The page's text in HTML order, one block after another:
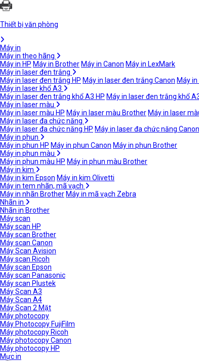
Thiết bị văn phòng
Máy in
Máy in theo hãng
Máy in HP Máy in Brother Máy in Canon Máy in LexMark
Máy in laser đen trắng
Máy in laser đen trắng HP Máy in laser đen trắng Canon Máy
Máy in laser khổ A3
Máy in laser đen trắng khổ A3 HP Máy in laser đen trắng khổ
Máy in laser màu
Máy in laser màu HP Máy in laser màu Brother Máy in laser
Máy in laser đa chức năng
Máy in laser đa chức năng HP Máy in laser đa chức năng Canon
Máy in phun
Máy in phun HP Máy in phun Canon Máy in phun Brother
Máy in phun màu
Máy in phun màu HP Máy in phun màu Brother
Máy in kim
Máy in kim Epson Máy in kim Olivetti
Máy in tem nhãn, mã vạch
Máy in nhãn Brother Máy in mã vạch Zebra
Nhãn in
Nhãn in Brother
Máy scan
Máy scan HP
Máy scan Brother
Máy scan Canon
Máy Scan Avision
Máy scan Ricoh
Máy scan Epson
Máy scan Panasonic
Máy scan Plustek
Máy Scan A3
Máy Scan A4
Máy Scan 2 Mặt
Máy photocopy
Máy Photocopy FujiFilm
Máy photocopy Ricoh
Máy photocopy Canon
Máy photocopy HP
Mực in